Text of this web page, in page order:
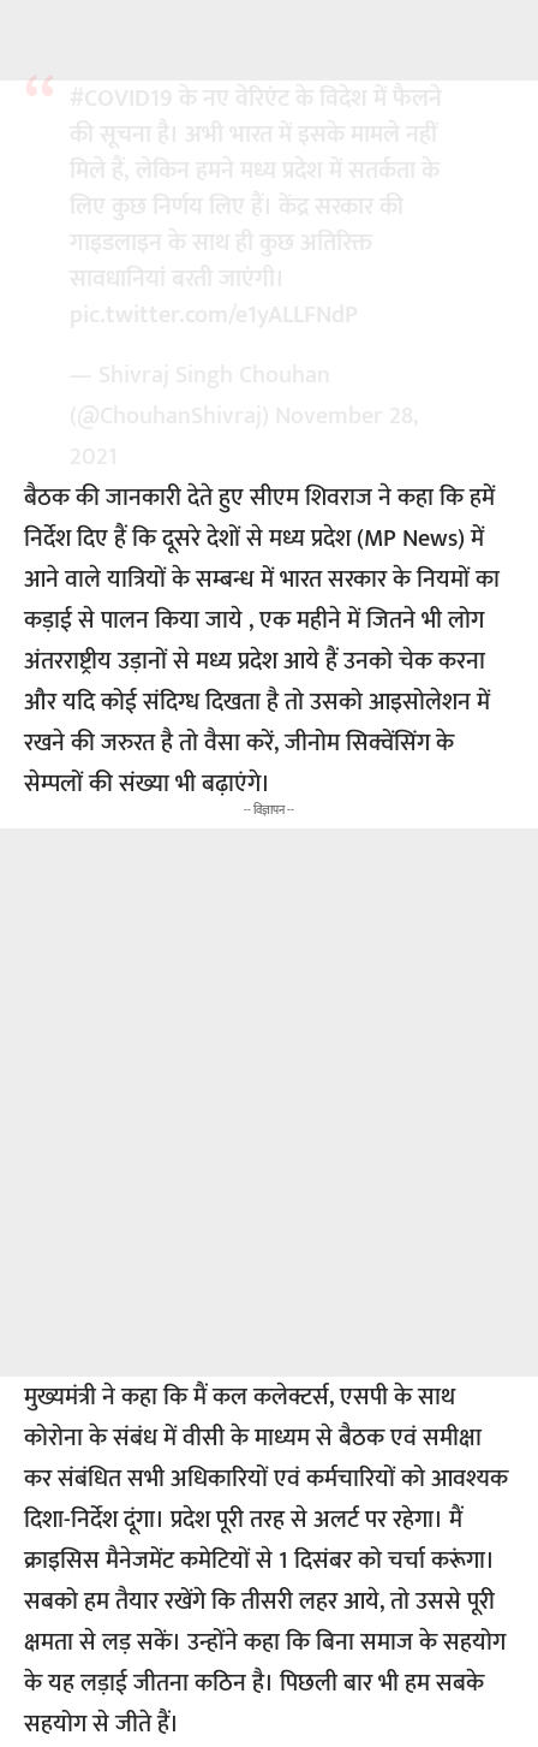
बैठक की जानकारी देते हुए सीएम शिवराज ने कहा कि हमें
निर्देश दिए हैं कि दूसरे देशों से मध्य प्रदेश (MP News) में
आने वाले यात्रियों के सम्बन्ध में भारत सरकार के नियमों का
कड़ाई से पालन किया जाये , एक महीने में जितने भी लोग
अंतरराष्ट्रीय उड़ानों से मध्य प्रदेश आये हैं उनको चेक करना
और यदि कोई संदिग्ध दिखता है तो उसको आइसोलेशन में
रखने की जरुरत है तो वैसा करें, जीनोम सिक्वेंसिंग के
सेम्पलों की संख्या भी बढ़ाएंगे।
-- विज्ञापन --
मुख्यमंत्री ने कहा कि मैं कल कलेक्टर्स, एसपी के साथ
कोरोना के संबंध में वीसी के माध्यम से बैठक एवं समीक्षा
कर संबंधित सभी अधिकारियों एवं कर्मचारियों को आवश्यक
दिशा-निर्देश दूंगा। प्रदेश पूरी तरह से अलर्ट पर रहेगा। मैं
क्राइसिस मैनेजमेंट कमेटियों से 1 दिसंबर को चर्चा करूंगा।
सबको हम तैयार रखेंगे कि तीसरी लहर आये, तो उससे पूरी
क्षमता से लड़ सकें। उन्होंने कहा कि बिना समाज के सहयोग
के यह लड़ाई जीतना कठिन है। पिछली बार भी हम सबके
सहयोग से जीते हैं।